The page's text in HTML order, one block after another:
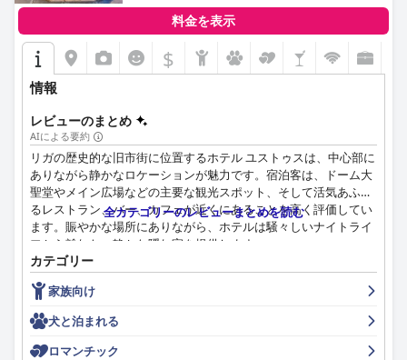
料金を表示
$
情報
レビューのまとめ
AIによる要約
リガの歴史的な旧市街に位置するホテル ユストゥスは、中心部に
ありながら静かなロケーションが魅力です。宿泊客は、ドーム大
聖堂やメイン広場などの主要な観光スポット、そして活気あふれ
るレストラン、バー、カフェが近くにあることを高く評価してい
ます。賑やかな場所にありながら、ホテルは騒々しいナイトライ
フから離れた、静かな隠れ家を提供します。
ホテルの朝食は一般的に、その種類の豊富さと美味しい料理で肯
定的なフィードバックを受けていますが、長期滞在の場合には、
より多くの種類の要望もあります。館内レストラン「Kalku
varti」も、素晴らしいサービスと魅力的な料理で称賛されていま
すが、営業時間の短さと、イマイチなロビーバーが、全体的な食
全カテゴリーのレビューまとめを読む
カテゴリー
家族向け
犬と泊まれる
ロマンチック